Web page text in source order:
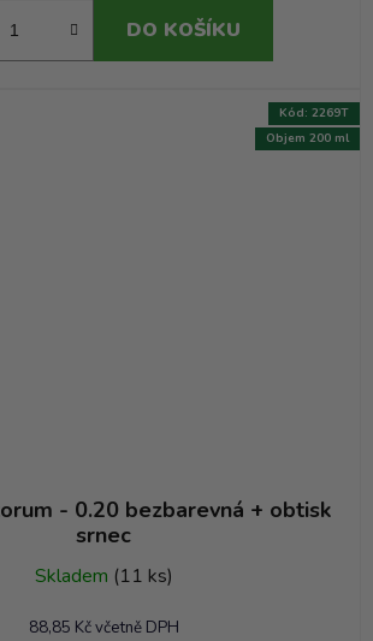
DO KOŠÍKU
- 0.20 bezbarevná + obtisk
srnec
Skladem (11 ks)
88,85 Kč včetně DPH
Objem 200 ml
Kód: 2269T